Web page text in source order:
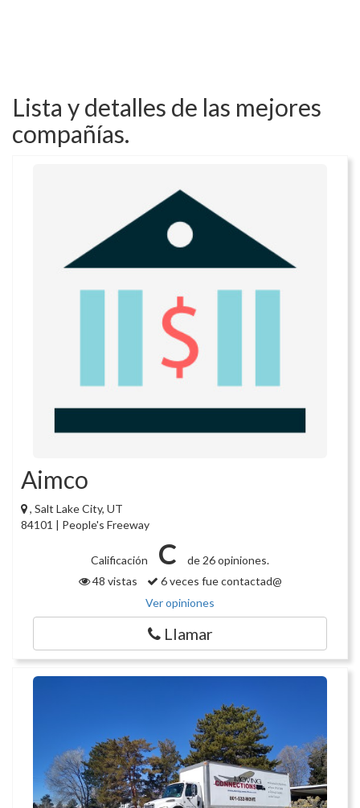
Lista y detalles de las mejores
compañías.
Aimco
, Salt Lake City, UT
84101 | People's Freeway
Calificación C
de 26 opiniones.
48 vistas
6 veces fue contactad@
Ver opiniones
Llamar